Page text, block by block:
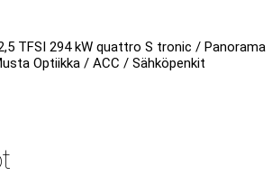
TFSI 294 kW quattro S tronic / Panorama
Optiikka / ACC / Sähköpenkit